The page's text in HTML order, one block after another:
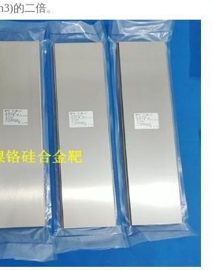
的二倍。